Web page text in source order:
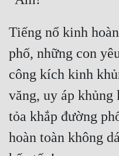
Tiếng nổ kinh
phố, những con
công kích kinh
văng, uy áp khủng
tỏa khắp đường
hoàn toàn không